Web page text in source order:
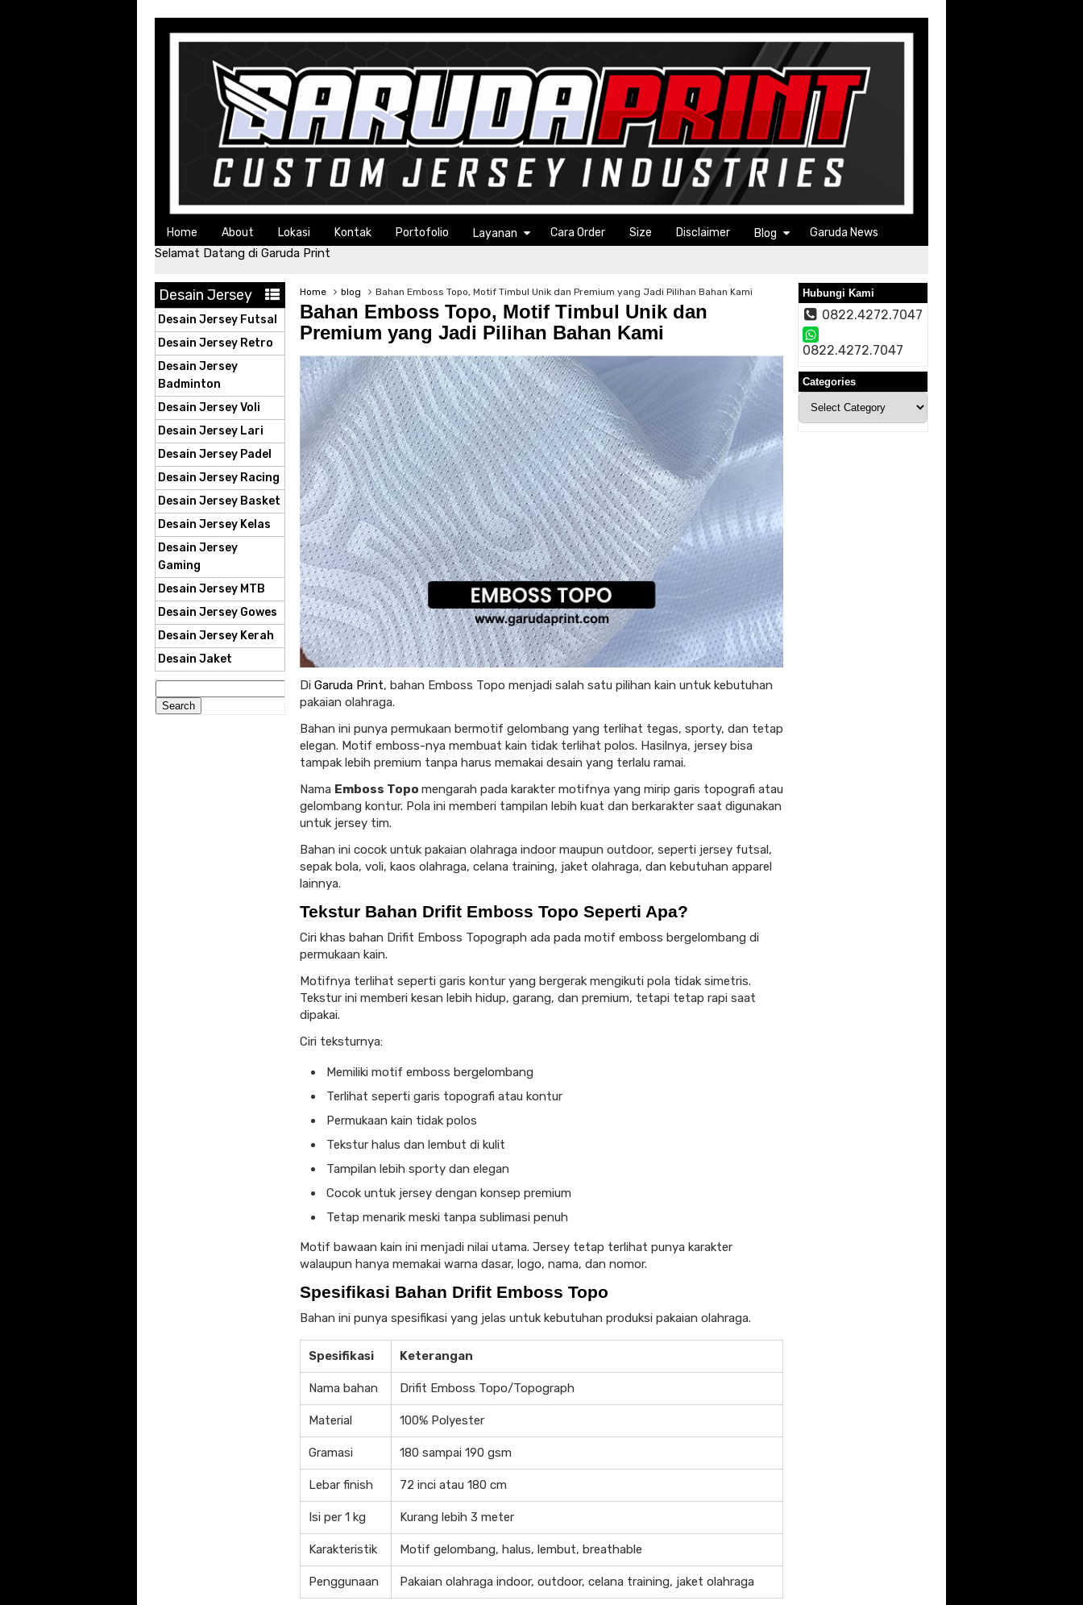
Home About Lokasi Kontak Portofolio Layanan Cara Order Size Disclaimer Blog Garuda News
Selamat Datang di Garuda Print
Home blog Bahan Emboss Topo, Motif Timbul Unik dan Premium yang Jadi Pilihan Bahan Kami
Bahan Emboss Topo, Motif Timbul Unik dan
Premium yang Jadi Pilihan Bahan Kami
Di Garuda Print, bahan Emboss Topo menjadi salah satu pilihan kain untuk kebutuhan
pakaian olahraga.
Bahan ini punya permukaan bermotif gelombang yang terlihat tegas, sporty, dan tetap
elegan. Motif emboss-nya membuat kain tidak terlihat polos. Hasilnya, jersey bisa
tampak lebih premium tanpa harus memakai desain yang terlalu ramai.
Nama Emboss Topo mengarah pada karakter motifnya yang mirip garis topografi atau
gelombang kontur. Pola ini memberi tampilan lebih kuat dan berkarakter saat digunakan
untuk jersey tim.
Bahan ini cocok untuk pakaian olahraga indoor maupun outdoor, seperti jersey futsal,
sepak bola, voli, kaos olahraga, celana training, jaket olahraga, dan kebutuhan apparel
lainnya.
Tekstur Bahan Drifit Emboss Topo Seperti Apa?
Ciri khas bahan Drifit Emboss Topograph ada pada motif emboss bergelombang di
permukaan kain.
Motifnya terlihat seperti garis kontur yang bergerak mengikuti pola tidak simetris.
Tekstur ini memberi kesan lebih hidup, garang, dan premium, tetapi tetap rapi saat
dipakai.
Ciri teksturnya:
Memiliki motif emboss bergelombang
Terlihat seperti garis topografi atau kontur
Permukaan kain tidak polos
Tekstur halus dan lembut di kulit
Tampilan lebih sporty dan elegan
Cocok untuk jersey dengan konsep premium
Tetap menarik meski tanpa sublimasi penuh
Motif bawaan kain ini menjadi nilai utama. Jersey tetap terlihat punya karakter
walaupun hanya memakai warna dasar, logo, nama, dan nomor.
Spesifikasi Bahan Drifit Emboss Topo
Bahan ini punya spesifikasi yang jelas untuk kebutuhan produksi pakaian olahraga.
Spesifikasi Keterangan
Nama bahan Drifit Emboss Topo/Topograph
Material 100% Polyester
Gramasi 180 sampai 190 gsm
Lebar finish 72 inci atau 180 cm
Isi per 1 kg Kurang lebih 3 meter
Karakteristik Motif gelombang, halus, lembut, breathable
Penggunaan Pakaian olahraga indoor, outdoor, celana training, jaket olahraga
Desain Jersey
Desain Jersey Futsal
Desain Jersey Retro
Desain Jersey
Badminton
Desain Jersey Voli
Desain Jersey Lari
Desain Jersey Padel
Desain Jersey Racing
Desain Jersey Basket
Desain Jersey Kelas
Desain Jersey
Gaming
Desain Jersey MTB
Desain Jersey Gowes
Desain Jersey Kerah
Desain Jaket
for:
Hubungi Kami
0822.4272.7047
0822.4272.7047
Categories
Categories